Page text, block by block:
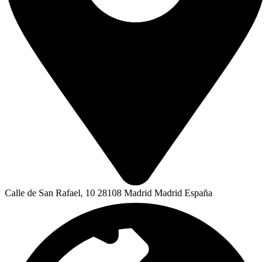
Calle de San Rafael, 10 28108 Madrid Madrid España